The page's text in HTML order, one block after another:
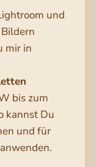
und
mir in
bis zum
kannst Du
und für